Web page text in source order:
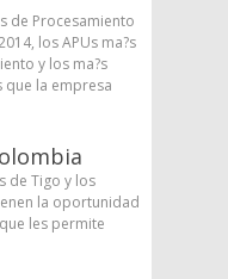
de Procesamiento
los APUs ma?s
y los ma?s
la empresa
de Tigo y los
la oportunidad
les permite